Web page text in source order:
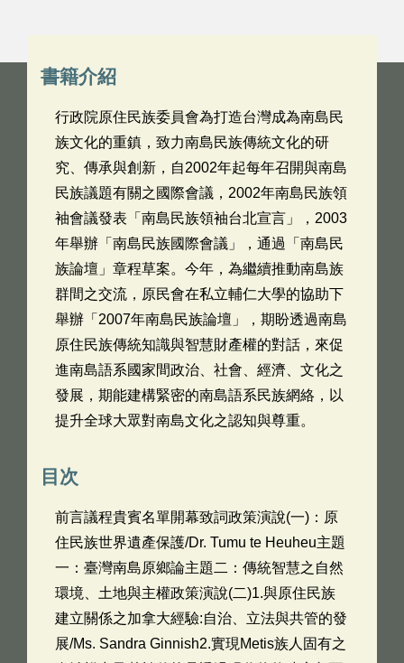
書籍介紹
行政院原住民族委員會為打造台灣成為南島民
族文化的重鎮，致力南島民族傳統文化的研
究、傳承與創新，自2002年起每年召開與南島
民族議題有關之國際會議，2002年南島民族領
袖會議發表「南島民族領袖台北宣言」，2003
年舉辦「南島民族國際會議」，通過「南島民
族論壇」章程草案。今年，為繼續推動南島族
群間之交流，原民會在私立輔仁大學的協助下
舉辦「2007年南島民族論壇」，期盼透過南島
原住民族傳統知識與智慧財產權的對話，來促
進南島語系國家間政治、社會、經濟、文化之
發展，期能建構緊密的南島語系民族網絡，以
提升全球大眾對南島文化之認知與尊重。
目次
前言議程貴賓名單開幕致詞政策演說(一)：原
住民族世界遺產保護/Dr. Tumu te Heuheu主題
一：臺灣南島原鄉論主題二：傳統智慧之自然
環境、土地與主權政策演說(二)1.與原住民族
建立關係之加拿大經驗:自治、立法與共管的發
展/Ms. Sandra Ginnish2.實現Metis族人固有之